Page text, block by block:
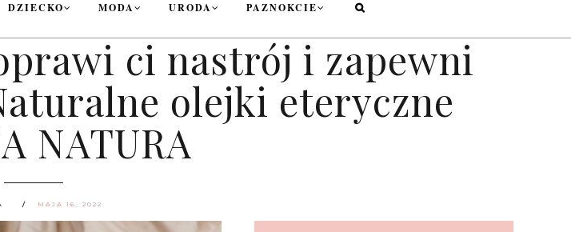
DZIECKO MODA URODA PAZNOKCIE
ci nastrój i zapewni
olejki eteryczne
NATURA
MAJA 16, 2022